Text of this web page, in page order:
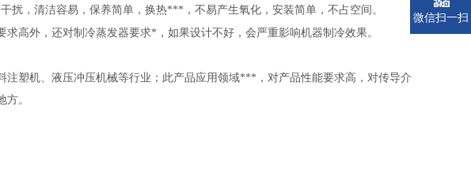
扰，清洁容易，保养简单，换热***，不易产生氧化，安装简单，不占空间。
高外，还对制冷蒸发器要求*，如果设计不好，会严重影响机器制冷效果。
塑机、液压冲压机械等行业；此产品应用领域***，对产品性能要求高，对传导介
。
微信扫一扫